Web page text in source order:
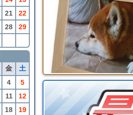
21
22
28
29
金
土
4
5
11
12
18
19